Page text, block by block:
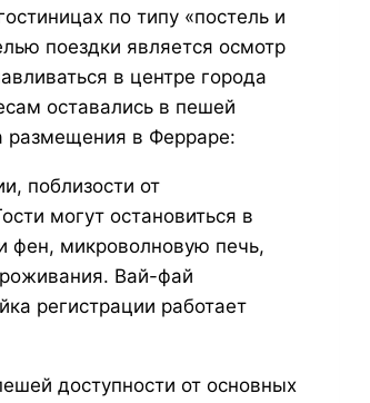
по типу «постель и
поездки является осмотр
в центре города
оставались в пешей
размещения в Ферраре:
поблизости от
могут остановиться в
фен, микроволновую печь,
Вай-фай
регистрации работает
доступности от основных